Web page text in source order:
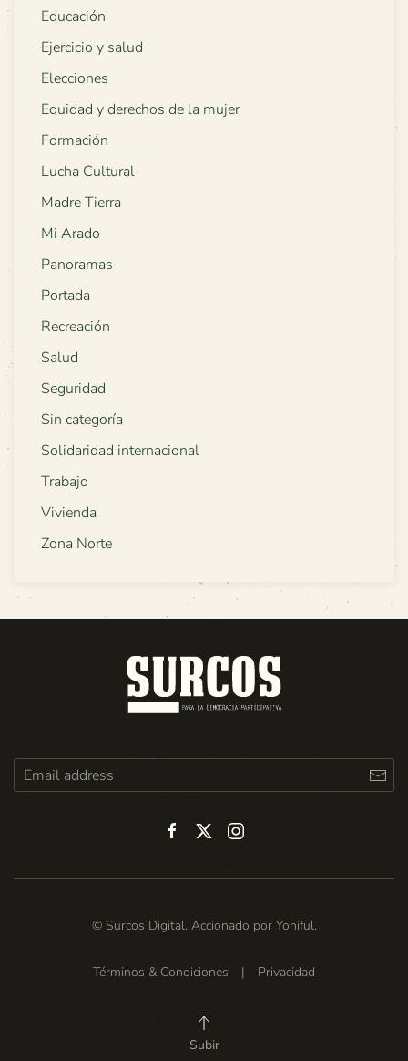
Educación
Ejercicio y salud
Elecciones
Equidad y derechos de la mujer
Formación
Lucha Cultural
Madre Tierra
Mi Arado
Panoramas
Portada
Recreación
Salud
Seguridad
Sin categoría
Solidaridad internacional
Trabajo
Vivienda
Zona Norte
© Surcos Digital. Accionado por Yohiful.
Términos & Condiciones | Privacidad
Subir